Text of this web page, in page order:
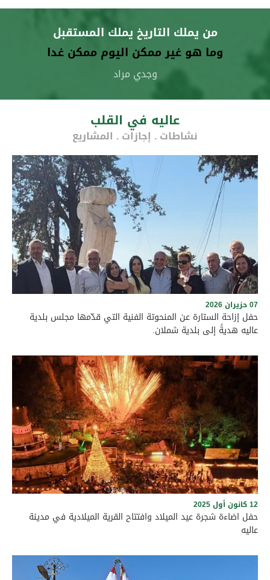
من يملك التاريخ يملك المستقبل
وما هو غير ممكن اليوم ممكن غدا
وجدي مراد
عاليه في القلب
نشاطات . إجازات . المشاريع
برعاية رئيس بلدية عاليه الأستاذ وجدي مراد وأعضاء المجلس البلدي،
وبحضور حشد من الفعاليات الرسمية والاجتماعية، ورؤساء البلديات
والمخاتير، والمرجعيات الروحية في قضاء عاليه، أُقيم نهار السبت
الواقع في 6 حزيران 2026 حفل إزاحة الستارة عن المنحوتة الفنية التي
قدّمها مجلس بلدية عاليه هديةً إلى بلدية شملان. وجرى الاحتفال
على الطريق العام في بلدة شملان عند الساعة الرابعة بعد الظهر،
في أجواء سادتها الألفة والمحبة والتعاون، بما يجسّد عمق العلاقات
الأخوية والتاريخية التي تجمع بين بلدتي عاليه وشملان، ويؤكد الحرص
المشترك على تعزيز الروابط الثقافية والإنمائية وترسيخ قيم التواصل
والتكامل بين أبناء المنطقة
07 حزيران 2026
حفل إزاحة الستارة عن المنحوتة الفنية التي قدّمها مجلس بلدية
عاليه هديةً إلى بلدية شملان.
12 كانون أول 2025
حفل اضاءة شجرة عيد الميلاد وافتتاح القرية الميلادية في مدينة
عاليه